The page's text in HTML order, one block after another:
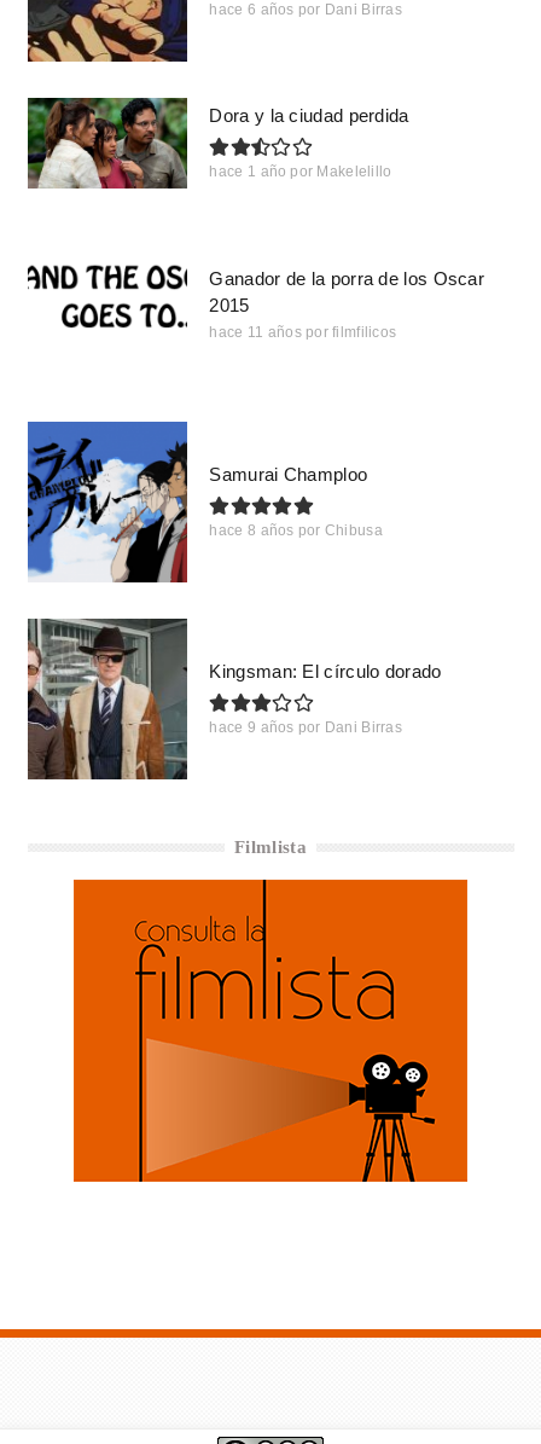
hace 6 años por Dani Birras
Dora y la ciudad perdida
hace 1 año por Makelelillo
Ganador de la porra de los Oscar
2015
hace 11 años por filmfilicos
Samurai Champloo
hace 8 años por Chibusa
Kingsman: El círculo dorado
hace 9 años por Dani Birras
Filmlista